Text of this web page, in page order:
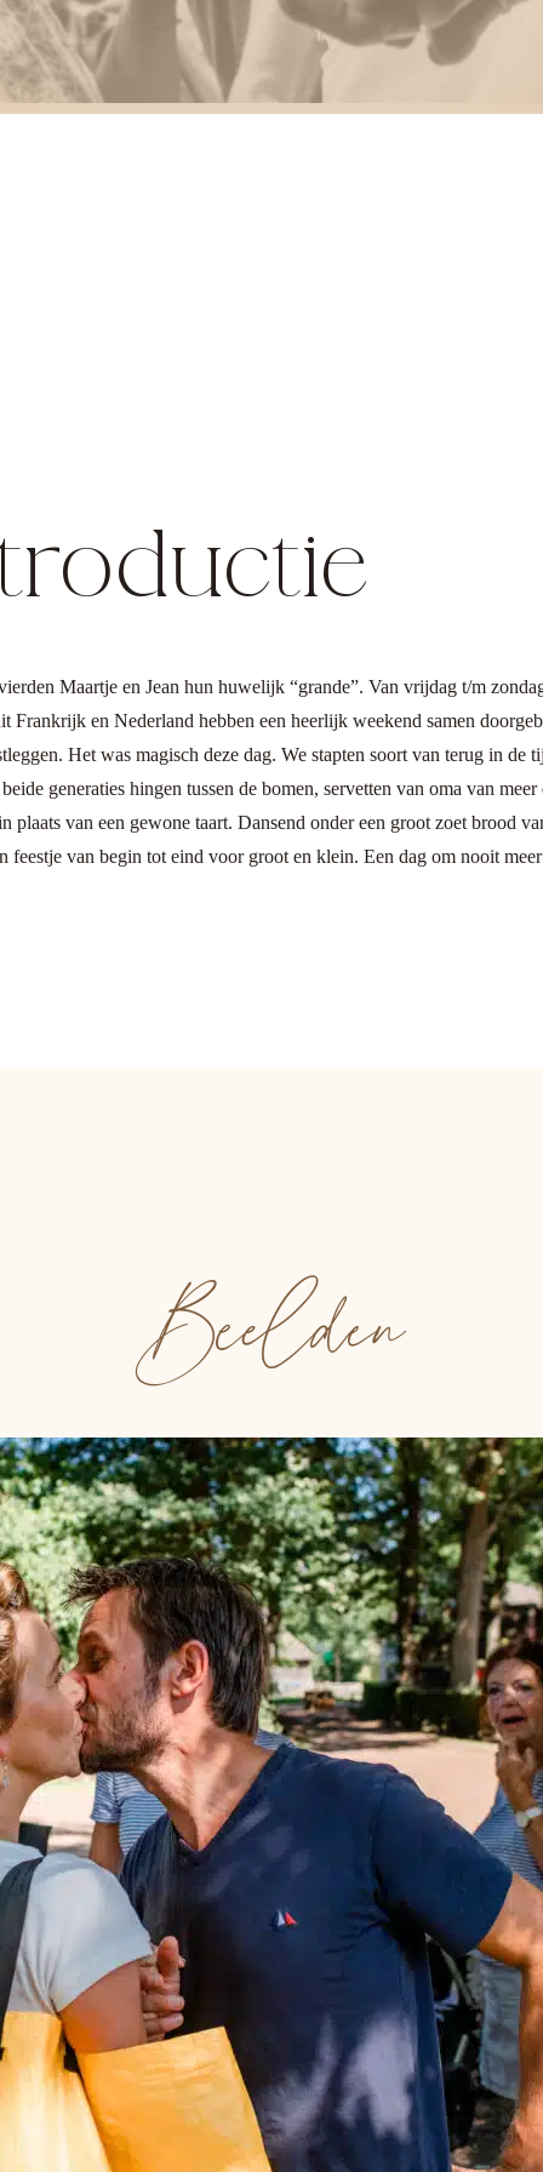
Maartje en Jean hun huwelijk “grande”. Van vrijdag t/m
en Nederland hebben een heerlijk weekend samen
Het was magisch deze dag. We stapten soort van terug in de
generaties hingen tussen de bomen, servetten van oma van
plaats van een gewone taart. Dansend onder een groot zoet brood
feestje van begin tot eind voor groot en klein. Een dag om nooit
Beelden